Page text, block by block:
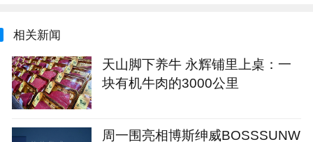
相关新闻
天山脚下养牛 永辉铺里上桌：一
块有机牛肉的3000公里
周一围亮相博斯绅威BOSSSUNW